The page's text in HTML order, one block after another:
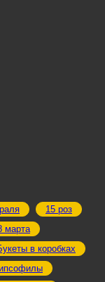
15 роз
марта
в коробках